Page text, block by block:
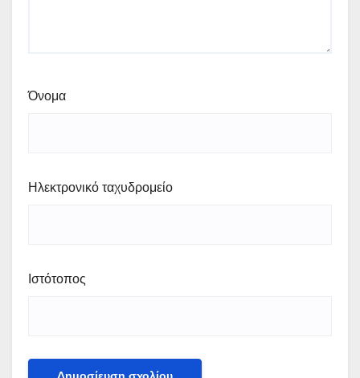
Όνομα
Ηλεκτρονικό ταχυδρομείο
Ιστότοπος